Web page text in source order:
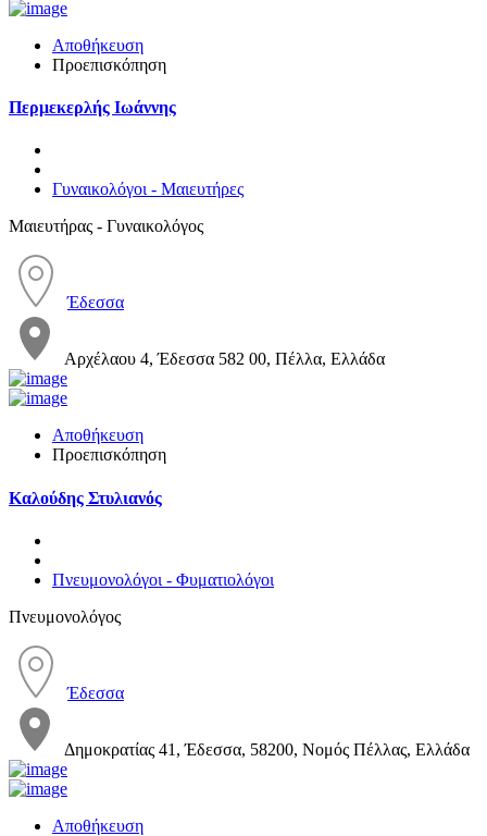
Αποθήκευση
Προεπισκόπηση
Περμεκερλής Ιωάννης
Γυναικολόγοι - Μαιευτήρες
Μαιευτήρας - Γυναικολόγος
Έδεσσα
Αρχέλαου 4, Έδεσσα 582 00, Πέλλα, Ελλάδα
Αποθήκευση
Προεπισκόπηση
Καλούδης Στυλιανός
Πνευμονολόγοι - Φυματιολόγοι
Πνευμονολόγος
Έδεσσα
Δημοκρατίας 41, Έδεσσα, 58200, Νομός Πέλλας, Ελλάδα
Αποθήκευση